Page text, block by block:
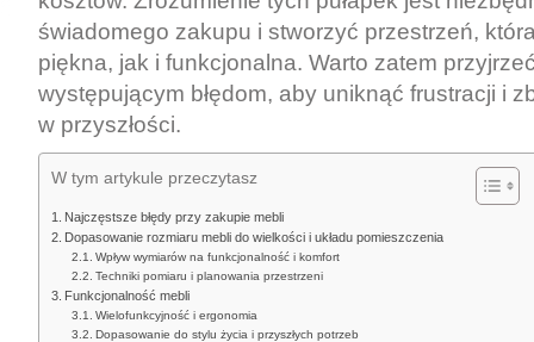
funkcjonalność
wnętrza
świadomego zakupu i stworzyć przestrzeń,
piękna, jak i funkcjonalna. Warto zatem
występującym błędom, aby uniknąć frustracji i
w przyszłości.
W tym artykule przeczytasz
Najczęstsze błędy przy zakupie mebli
Dopasowanie rozmiaru mebli do wielkości i układu pomieszczenia
Wpływ wymiarów na funkcjonalność i komfort
Techniki pomiaru i planowania przestrzeni
Funkcjonalność mebli
Wielofunkcyjność i ergonomia
Dopasowanie do stylu życia i przyszłych potrzeb